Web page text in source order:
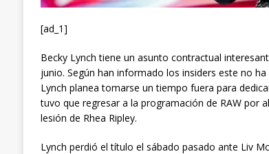
[ad_1]
Becky Lynch tiene un asunto contractual
junio. Según han informado los insiders este no
Lynch planea tomarse un tiempo fuera para
tuvo que regresar a la programación de RAW por
lesión de Rhea Ripley.
Lynch perdió el título el sábado pasado ante Liv